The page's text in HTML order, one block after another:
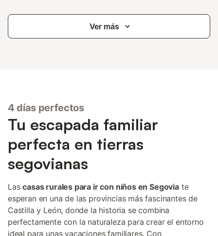
Ver más
4 días perfectos
Tu escapada familiar
perfecta en tierras
segovianas
Lascasas rurales para ir con niños en Segoviate
esperan en una de las provincias más fascinantes de
Castilla y León, donde la historia se combina
perfectamente con la naturaleza para crear el entorno
ideal para unas vacaciones familiares. Con